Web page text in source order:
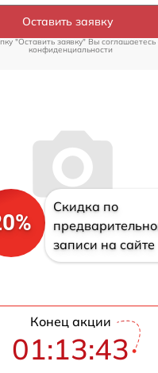
Оставить заявку
"Оставить заявку" Вы
конфиденциальности
Скидка по
записи на сайте
Конец акции
01:13:43